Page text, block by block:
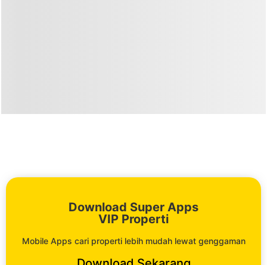
Download Super Apps
VIP Properti
Mobile Apps cari properti lebih mudah lewat genggaman